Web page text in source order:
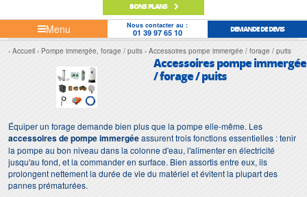
BONS PLANS
Menu Nous contacter au :
01 39 97 65 10 DEMANDE DE DEVIS
Accueil Pompe immergée, forage / puits Accessoires pompe immergée / forage / puits
Accessoires pompe immergée
/ forage / puits
Équiper un forage demande bien plus que la pompe elle-même. Les
accessoires de pompe immergéeassurent trois fonctions essentielles : tenir
la pompe au bon niveau dans la colonne d'eau, l'alimenter en électricité
jusqu'au fond, et la commander en surface. Bien assortis entre eux, ils
prolongent nettement la durée de vie du matériel et évitent la plupart des
pannes prématurées.